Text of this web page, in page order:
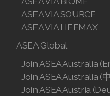
ASEA VIA SOURCE
ASEA VIA LIFEMAX
ASEA Global
Join ASEA Australia
Join ASEA Australia (
Join ASEA Austria
Join ASEA Switzerland
Join ASEA Switzerland
Join ASEA Taiwan (中文)
Join ASEA Thailand (ไทย)